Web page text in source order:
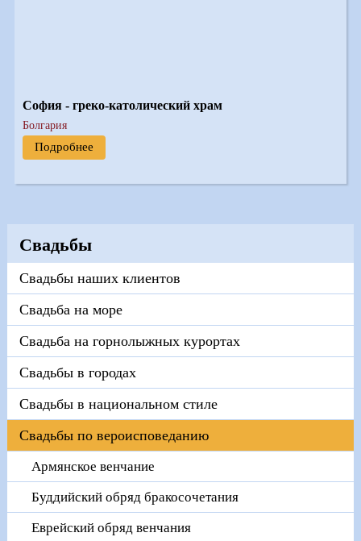
София - греко-католический храм
Болгария
Подробнее
Свадьбы
Свадьбы наших клиентов
Свадьба на море
Свадьба на горнолыжных курортах
Свадьбы в городах
Свадьбы в национальном стиле
Свадьбы по вероисповеданию
Армянское венчание
Буддийский обряд бракосочетания
Еврейский обряд венчания